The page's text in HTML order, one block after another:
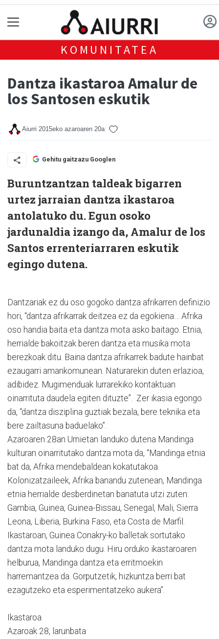
KOMUNITATEA
Dantza ikastaroa Amalur de
los Santosen eskutik
Aiurri 2015eko azaroaren 20a
Gehitu gaitzazu Googlen
Buruntzantzan taldeak bigarren
urtez jarraian dantza ikastaroa
antolatuko du. Egun osoko
jardunaldia izango da, Amalur de los
Santos errenteriarraren eskutik
egingo dutena.
Dantzariak ez du oso gogoko dantza afrikarren definizio
hori, “dantza afrikarrak deitzea ez da egokiena… Afrika
oso handia baita eta dantza mota asko baitago. Etnia,
herrialde bakoitzak beren dantza eta musika mota
berezkoak ditu. Baina dantza afrikarrek badute hainbat
ezaugarri amankomunean. Naturarekin duten erlazioa,
adibidez. Mugimenduak lurrarekiko kontaktuan
oinarrituta daudela egiten dituzte”. Zer ikasia egongo
da, “dantza disziplina guztiak bezala, bere teknika eta
bere zailtasuna baduelako”.
Azaroaren 28an Urnietan landuko dutena Mandinga
kulturan oinarritutako dantza mota da, “Mandinga etnia
bat da, Afrika mendebaldean kokatutakoa.
Kolonizatzaileek, Afrika banandu zutenean, Mandinga
etnia herrialde desberdinetan banatuta utzi zuten:
Gambia, Guinea, Guinea-Bissau, Senegal, Mali, Sierra
Leona, Liberia, Burkina Faso, eta Costa de Marfil.
Ikastaroan, Guinea Conakry-ko balletak sortutako
dantza mota landuko dugu. Hiru orduko ikastaroaren
helburua, Mandinga dantza eta erritmoekin
harremantzea da. Gorputzetik, hizkuntza berri bat
ezagutzeko eta esperimentatzeko aukera”.
Ikastaroa
Azaroak 28, larunbata